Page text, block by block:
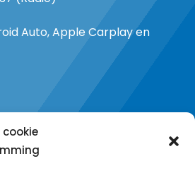
cookie
Auto, Apple Carplay en